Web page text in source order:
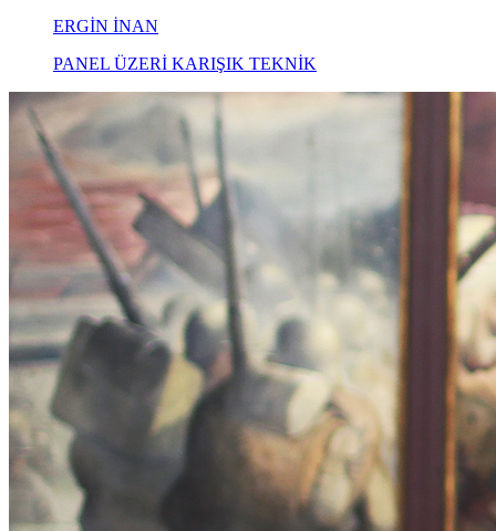
ERGİN İNAN
PANEL ÜZERİ KARIŞIK TEKNİK